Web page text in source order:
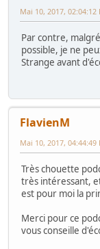
Mai 10, 2017, 02:04:12
Par contre,
possible, je ne
Strange avant
FlavienM
Mai 10, 2017, 04:44:49
Très chouette
très intéressant,
est pour moi la
Merci pour ce
vous conseille